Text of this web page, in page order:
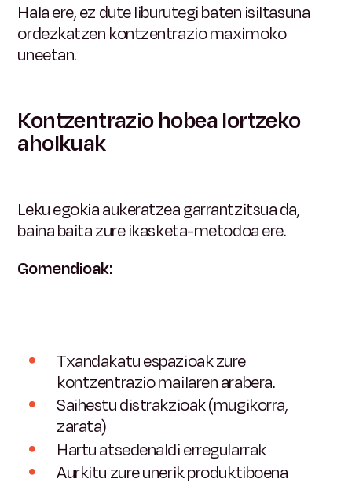
Hala ere, ez dute liburutegi baten isiltasuna
ordezkatzen kontzentrazio maximoko
uneetan.
Kontzentrazio hobea lortzeko
aholkuak
Leku egokia aukeratzea garrantzitsua da,
baina baita zure ikasketa-metodoa ere.
Gomendioak:
Txandakatu espazioak zure
kontzentrazio mailaren arabera.
Saihestu distrakzioak (mugikorra,
zarata)
Hartu atsedenaldi erregularrak
Aurkitu zure unerik produktiboena